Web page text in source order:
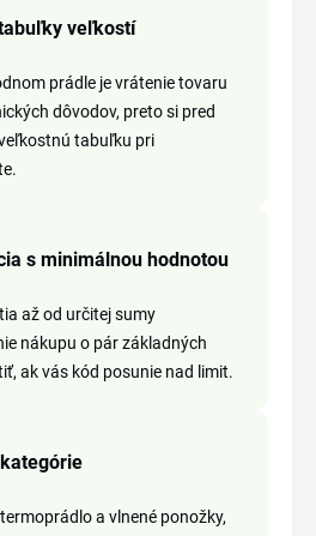
veľkostí
prádle je vrátenie tovaru
dôvodov, preto si pred
tabuľku pri
s minimálnou hodnotou
až od určitej sumy
nákupu o pár základných
ak vás kód posunie nad limit.
a vlnené ponožky,